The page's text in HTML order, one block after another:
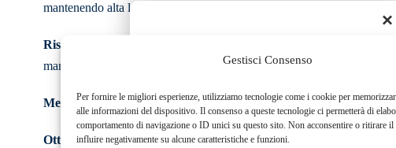
Gestisci Consenso
Per fornire le migliori esperienze, utilizziamo tecnologie come i cookie per
alle informazioni del dispositivo. Il consenso a queste tecnologie ci permetterà di
comportamento di navigazione o ID unici su questo sito. Non acconsentire o ritirare il
influire negativamente su alcune caratteristiche e funzioni.
mantenendo alta la qualità che i tuoi clienti riconoscono.
Rispetto assoluto della tradizione:
La tecnologia ROBOcream
mantenerla costante nel tempo.
Meno fatica, più efficienza:riduci il lavoro manuale, alleggerisci le
Ottimizzazione delle tempistiche produttive:mentre R15 gestisce la
×